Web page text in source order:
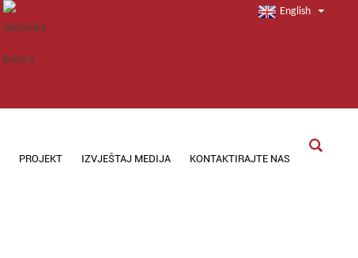
English
PROJEKT IZVJEŠTAJ MEDIJA KONTAKTIRAJTE NAS